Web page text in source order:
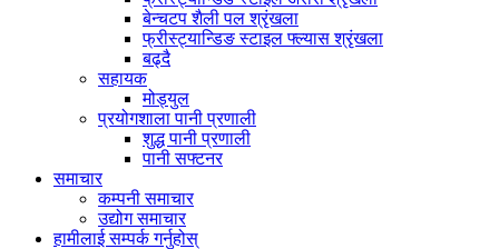
बेन्चटप शैली पल श्रृंखला
फ्रीस्ट्यान्डिङ स्टाइल फ्ल्यास श्रृंखला
बढ्दै
सहायक
मोड्युल
प्रयोगशाला पानी प्रणाली
शुद्ध पानी प्रणाली
पानी सफ्टनर
समाचार
कम्पनी समाचार
उद्योग समाचार
हामीलाई सम्पर्क गर्नुहोस्